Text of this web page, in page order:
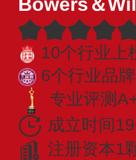
10个行业上
6个行业品
专业评测
成立时间
注册资本1